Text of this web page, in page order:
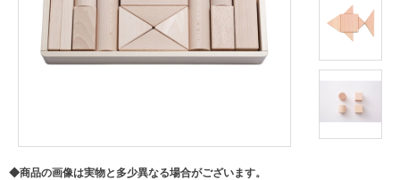
◆商品の画像は実物と多少異なる場合がございます。